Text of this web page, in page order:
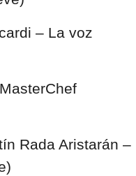
– La voz
Rada Aristarán –